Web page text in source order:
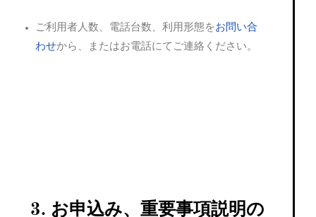
ご利用者人数、電話台数、利用形態をお問い合
わせから、またはお電話にてご連絡ください。
3. お申込み、重要事項説明の